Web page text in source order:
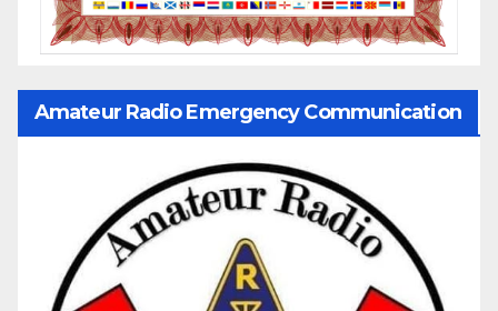
Amateur Radio Emergency Communication